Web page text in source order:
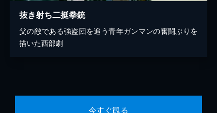
抜き射ち二挺拳銃
父の敵である強盗団を追う青年ガンマンの奮闘ぶりを
描いた西部劇
今すぐ観る